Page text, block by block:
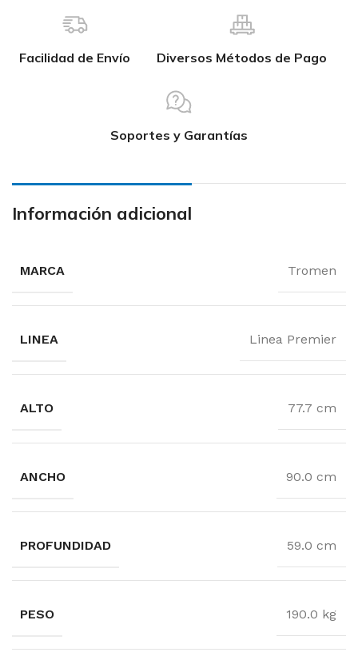
Facilidad de Envío Diversos Métodos de Pago
Soportes y Garantías
Información adicional
MARCA Tromen
LINEA Linea Premier
ALTO 77.7 cm
ANCHO 90.0 cm
PROFUNDIDAD 59.0 cm
PESO 190.0 kg